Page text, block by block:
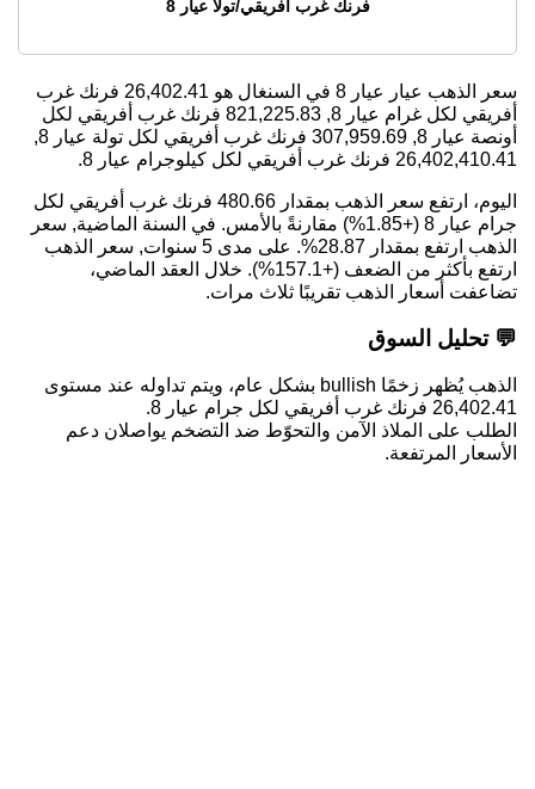
فرنك غرب أفريقي/تولا عيار 8
سعر الذهب عيار عيار 8 في السنغال هو 26,402.41 فرنك غرب
أفريقي لكل غرام عيار 8,
821,225.83 فرنك غرب أفريقي لكل
أونصة عيار 8,
307,959.69 فرنك غرب أفريقي لكل تولة عيار 8,
26,402,410.41 فرنك غرب أفريقي لكل كيلوجرام عيار 8.
اليوم، ارتفع سعر الذهب بمقدار 480.66 فرنك غرب أفريقي لكل
جرام عيار 8 (+1.85%) مقارنةً بالأمس. في السنة الماضية, سعر
الذهب ارتفع بمقدار 28.87%. على مدى 5 سنوات, سعر الذهب
ارتفع بأكثر من الضعف (+157.1%). خلال العقد الماضي،
تضاعفت أسعار الذهب تقريبًا ثلاث مرات.
💬 تحليل السوق
الذهب يُظهر زخمًا bullish بشكل عام، ويتم تداوله عند مستوى
26,402.41 فرنك غرب أفريقي لكل جرام عيار 8.
الطلب على الملاذ الآمن والتحوّط ضد التضخم يواصلان دعم
الأسعار المرتفعة.